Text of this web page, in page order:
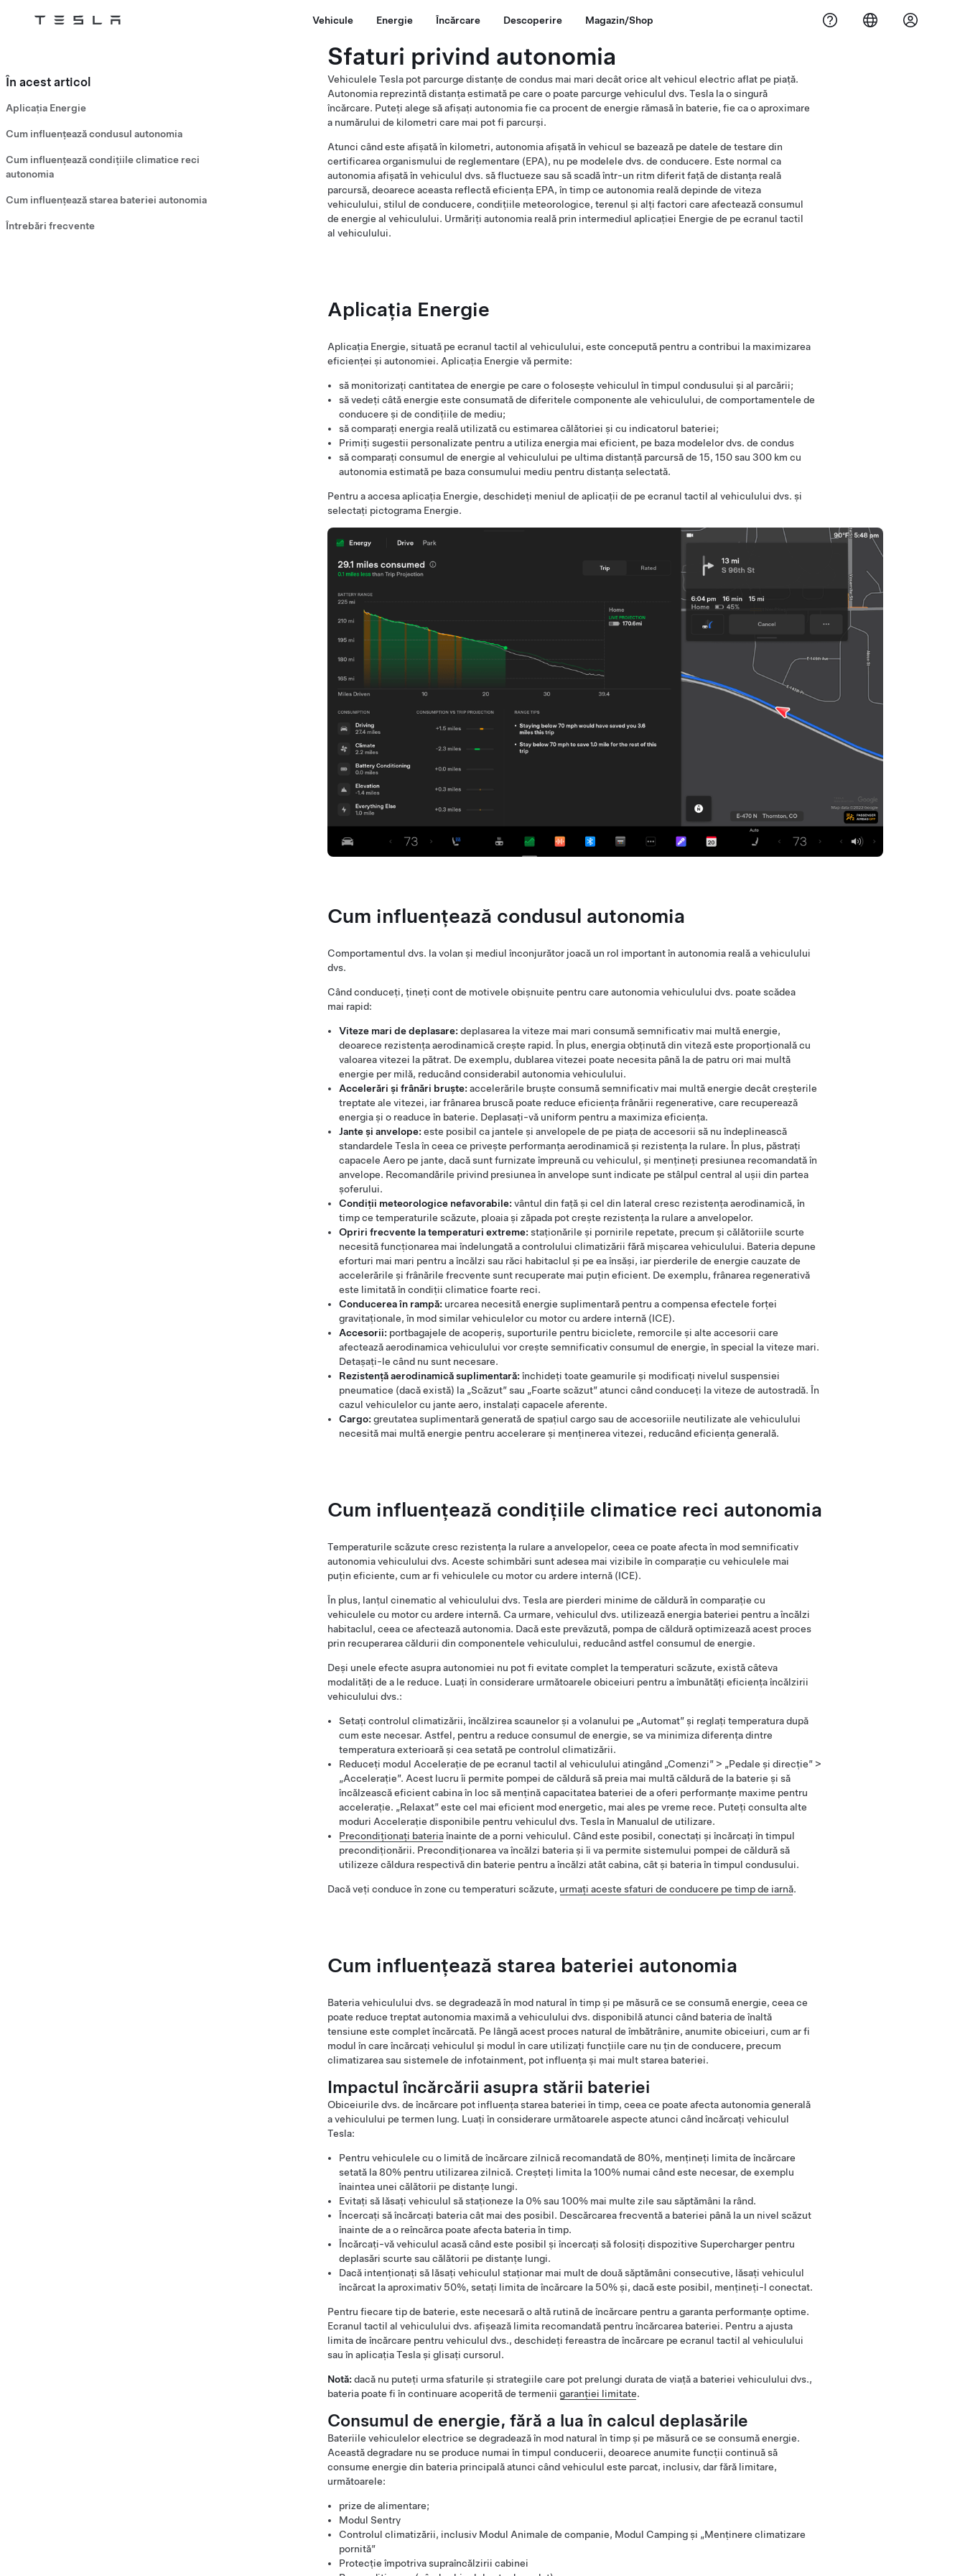
Tesla Vehicule Energie Încărcare Descoperire Magazin/Shop
Sfaturi privind autonomia
Vehiculele Tesla pot parcurge distanțe de condus mai mari decât orice alt vehicul electric aflat pe piață.
Autonomia reprezintă distanța estimată pe care o poate parcurge vehiculul dvs. Tesla la o singură
încărcare. Puteți alege să afișați autonomia fie ca procent de energie rămasă în baterie, fie ca o aproximare
a numărului de kilometri care mai pot fi parcurși.
Atunci când este afișată în kilometri, autonomia afișată în vehicul se bazează pe datele de testare din
certificarea organismului de reglementare (EPA), nu pe modelele dvs. de conducere. Este normal ca
autonomia afișată în vehiculul dvs. să fluctueze sau să scadă într-un ritm diferit față de distanța reală
parcursă, deoarece aceasta reflectă eficiența EPA, în timp ce autonomia reală depinde de viteza
vehiculului, stilul de conducere, condițiile meteorologice, terenul și alți factori care afectează consumul
de energie al vehiculului. Urmăriți autonomia reală prin intermediul aplicației Energie de pe ecranul tactil
al vehiculului.
Aplicația Energie
Aplicația Energie, situată pe ecranul tactil al vehiculului, este concepută pentru a contribui la maximizarea
eficienței și autonomiei. Aplicația Energie vă permite:
să monitorizați cantitatea de energie pe care o folosește vehiculul în timpul condusului și al parcării;
să vedeți câtă energie este consumată de diferitele componente ale vehiculului, de comportamentele de
conducere și de condițiile de mediu;
să comparați energia reală utilizată cu estimarea călătoriei și cu indicatorul bateriei;
Primiți sugestii personalizate pentru a utiliza energia mai eficient, pe baza modelelor dvs. de condus
să comparați consumul de energie al vehiculului pe ultima distanță parcursă de 15, 150 sau 300 km cu
autonomia estimată pe baza consumului mediu pentru distanța selectată.
Pentru a accesa aplicația Energie, deschideți meniul de aplicații de pe ecranul tactil al vehiculului dvs. și
selectați pictograma Energie.
Cum influențează condusul autonomia
Comportamentul dvs. la volan și mediul înconjurător joacă un rol important în autonomia reală a vehiculului
dvs.
Când conduceți, țineți cont de motivele obișnuite pentru care autonomia vehiculului dvs. poate scădea
mai rapid:
Viteze mari de deplasare: deplasarea la viteze mai mari consumă semnificativ mai multă energie,
deoarece rezistența aerodinamică crește rapid. În plus, energia obținută din viteză este proporțională cu
valoarea vitezei la pătrat. De exemplu, dublarea vitezei poate necesita până la de patru ori mai multă
energie per milă, reducând considerabil autonomia vehiculului.
Accelerări și frânări bruște: accelerările bruște consumă semnificativ mai multă energie decât creșterile
treptate ale vitezei, iar frânarea bruscă poate reduce eficiența frânării regenerative, care recuperează
energia și o readuce în baterie. Deplasați-vă uniform pentru a maximiza eficiența.
Jante și anvelope: este posibil ca jantele și anvelopele de pe piața de accesorii să nu îndeplinească
standardele Tesla în ceea ce privește performanța aerodinamică și rezistența la rulare. În plus, păstrați
capacele Aero pe jante, dacă sunt furnizate împreună cu vehiculul, și mențineți presiunea recomandată în
anvelope. Recomandările privind presiunea în anvelope sunt indicate pe stâlpul central al ușii din partea
șoferului.
Condiții meteorologice nefavorabile: vântul din față și cel din lateral cresc rezistența aerodinamică, în
timp ce temperaturile scăzute, ploaia și zăpada pot crește rezistența la rulare a anvelopelor.
Opriri frecvente la temperaturi extreme: staționările și pornirile repetate, precum și călătoriile scurte
necesită funcționarea mai îndelungată a controlului climatizării fără mișcarea vehiculului. Bateria depune
eforturi mai mari pentru a încălzi sau răci habitaclul și pe ea însăși, iar pierderile de energie cauzate de
accelerările și frânările frecvente sunt recuperate mai puțin eficient. De exemplu, frânarea regenerativă
este limitată în condiții climatice foarte reci.
Conducerea în rampă: urcarea necesită energie suplimentară pentru a compensa efectele forței
gravitaționale, în mod similar vehiculelor cu motor cu ardere internă (ICE).
Accesorii: portbagajele de acoperiș, suporturile pentru biciclete, remorcile și alte accesorii care
afectează aerodinamica vehiculului vor crește semnificativ consumul de energie, în special la viteze mari.
Detașați-le când nu sunt necesare.
Rezistență aerodinamică suplimentară: închideți toate geamurile și modificați nivelul suspensiei
pneumatice (dacă există) la „Scăzut” sau „Foarte scăzut” atunci când conduceți la viteze de autostradă. În
cazul vehiculelor cu jante aero, instalați capacele aferente.
Cargo: greutatea suplimentară generată de spațiul cargo sau de accesoriile neutilizate ale vehiculului
necesită mai multă energie pentru accelerare și menținerea vitezei, reducând eficiența generală.
Cum influențează condițiile climatice reci autonomia
Temperaturile scăzute cresc rezistența la rulare a anvelopelor, ceea ce poate afecta în mod semnificativ
autonomia vehiculului dvs. Aceste schimbări sunt adesea mai vizibile în comparație cu vehiculele mai
puțin eficiente, cum ar fi vehiculele cu motor cu ardere internă (ICE).
În plus, lanțul cinematic al vehiculului dvs. Tesla are pierderi minime de căldură în comparație cu
vehiculele cu motor cu ardere internă. Ca urmare, vehiculul dvs. utilizează energia bateriei pentru a încălzi
habitaclul, ceea ce afectează autonomia. Dacă este prevăzută, pompa de căldură optimizează acest proces
prin recuperarea căldurii din componentele vehiculului, reducând astfel consumul de energie.
Deși unele efecte asupra autonomiei nu pot fi evitate complet la temperaturi scăzute, există câteva
modalități de a le reduce. Luați în considerare următoarele obiceiuri pentru a îmbunătăți eficiența încălzirii
vehiculului dvs.:
Setați controlul climatizării, încălzirea scaunelor și a volanului pe „Automat” și reglați temperatura după
cum este necesar. Astfel, pentru a reduce consumul de energie, se va minimiza diferența dintre
temperatura exterioară și cea setată pe controlul climatizării.
Reduceți modul Accelerație de pe ecranul tactil al vehiculului atingând „Comenzi” > „Pedale și direcție” >
„Accelerație”. Acest lucru îi permite pompei de căldură să preia mai multă căldură de la baterie și să
încălzească eficient cabina în loc să mențină capacitatea bateriei de a oferi performanțe maxime pentru
accelerație. „Relaxat” este cel mai eficient mod energetic, mai ales pe vreme rece. Puteți consulta alte
moduri Accelerație disponibile pentru vehiculul dvs. Tesla în Manualul de utilizare.
Precondiționați bateriaînainte de a porni vehiculul. Când este posibil, conectați și încărcați în timpul
precondiționării. Precondiționarea va încălzi bateria și îi va permite sistemului pompei de căldură să
utilizeze căldura respectivă din baterie pentru a încălzi atât cabina, cât și bateria în timpul condusului.
Dacă veți conduce în zone cu temperaturi scăzute, urmați aceste sfaturi de conducere pe timp de iarnă.
Cum influențează starea bateriei autonomia
Bateria vehiculului dvs. se degradează în mod natural în timp și pe măsură ce se consumă energie, ceea ce
poate reduce treptat autonomia maximă a vehiculului dvs. disponibilă atunci când bateria de înaltă
tensiune este complet încărcată. Pe lângă acest proces natural de îmbătrânire, anumite obiceiuri, cum ar fi
modul în care încărcați vehiculul și modul în care utilizați funcțiile care nu țin de conducere, precum
climatizarea sau sistemele de infotainment, pot influența și mai mult starea bateriei.
Impactul încărcării asupra stării bateriei
Obiceiurile dvs. de încărcare pot influența starea bateriei în timp, ceea ce poate afecta autonomia generală
a vehiculului pe termen lung. Luați în considerare următoarele aspecte atunci când încărcați vehiculul
Tesla:
Pentru vehiculele cu o limită de încărcare zilnică recomandată de 80%, mențineți limita de încărcare
setată la 80% pentru utilizarea zilnică. Creșteți limita la 100% numai când este necesar, de exemplu
înaintea unei călătorii pe distanțe lungi.
Evitați să lăsați vehiculul să staționeze la 0% sau 100% mai multe zile sau săptămâni la rând.
Încercați să încărcați bateria cât mai des posibil. Descărcarea frecventă a bateriei până la un nivel scăzut
înainte de a o reîncărca poate afecta bateria în timp.
Încărcați-vă vehiculul acasă când este posibil și încercați să folosiți dispozitive Supercharger pentru
deplasări scurte sau călătorii pe distanțe lungi.
Dacă intenționați să lăsați vehiculul staționar mai mult de două săptămâni consecutive, lăsați vehiculul
încărcat la aproximativ 50%, setați limita de încărcare la 50% și, dacă este posibil, mențineți-l conectat.
Pentru fiecare tip de baterie, este necesară o altă rutină de încărcare pentru a garanta performanțe optime.
Ecranul tactil al vehiculului dvs. afișează limita recomandată pentru încărcarea bateriei. Pentru a ajusta
limita de încărcare pentru vehiculul dvs., deschideți fereastra de încărcare pe ecranul tactil al vehiculului
sau în aplicația Tesla și glisați cursorul.
Notă: dacă nu puteți urma sfaturile și strategiile care pot prelungi durata de viață a bateriei vehiculului dvs.,
bateria poate fi în continuare acoperită de termenii garanției limitate.
Consumul de energie, fără a lua în calcul deplasările
Bateriile vehiculelor electrice se degradează în mod natural în timp și pe măsură ce se consumă energie.
Această degradare nu se produce numai în timpul conducerii, deoarece anumite funcții continuă să
consume energie din bateria principală atunci când vehiculul este parcat, inclusiv, dar fără limitare,
următoarele:
prize de alimentare;
Modul Sentry
Controlul climatizării, inclusiv Modul Animale de companie, Modul Camping și „Menținere climatizare
pornită”
Protecție împotriva supraîncălzirii cabinei
În acest articol
Aplicația Energie
Cum influențează condusul autonomia
Cum influențează condițiile climatice reci
autonomia
Cum influențează starea bateriei autonomia
Întrebări frecvente